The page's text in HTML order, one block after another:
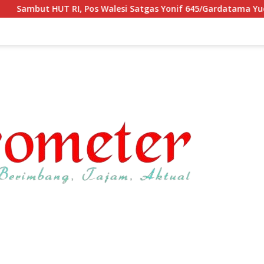
Walesi Satgas Yonif 645/Gardatama Yudha Bersama Warga,